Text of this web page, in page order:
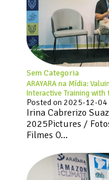
Sem Categoria
ARAYARA na Mídia:
Interactive Training with
Posted on 2025-12-04
Irina Cabrerizo
2025Pictures /
Filmes O…